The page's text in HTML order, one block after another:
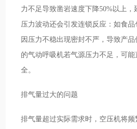
力不足导致凿岩速度下降50%以上，
压力波动还会引发连锁反应：如食
因压力不稳出现密封不严，导致产
的气动呼吸机若气源压力不足，可
全。
排气量过大的问题
排气量超过实际需求时，空压机将